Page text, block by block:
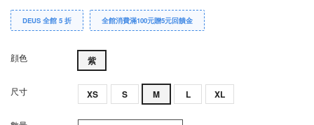
DEUS 全館 5 折 全館消費滿100元贈5元回饋金
顔色 紫
尺寸 XS S M L XL